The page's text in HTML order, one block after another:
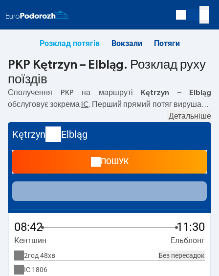
Розклад потягів Вокзали Потяги
PKP Kętrzyn – Elbląg. Розклад руху
поїздів
Сполучення PKP на маршруті
Kętrzyn – Elbląg
обслуговує зокрема IC
. Перший прямий потяг вирушає о
вирушає о 18:24. Найшвидший маршрут пропонує потяг
без пересадокBIEBRZA
02:30 . На маршрутіKętrzyn–Elblągкурсують також інші
— пропонують нижчу ціну квитка і зазвичай
довший час подорожі. Потяг завершує маршрут на
станції Elbląg.
Детальніше
Kętrzyn Elbląg
ПОШУК
08:42 11:30
Кентшин Ельблонг
Без пересадок
2год 48хв
IC 1806